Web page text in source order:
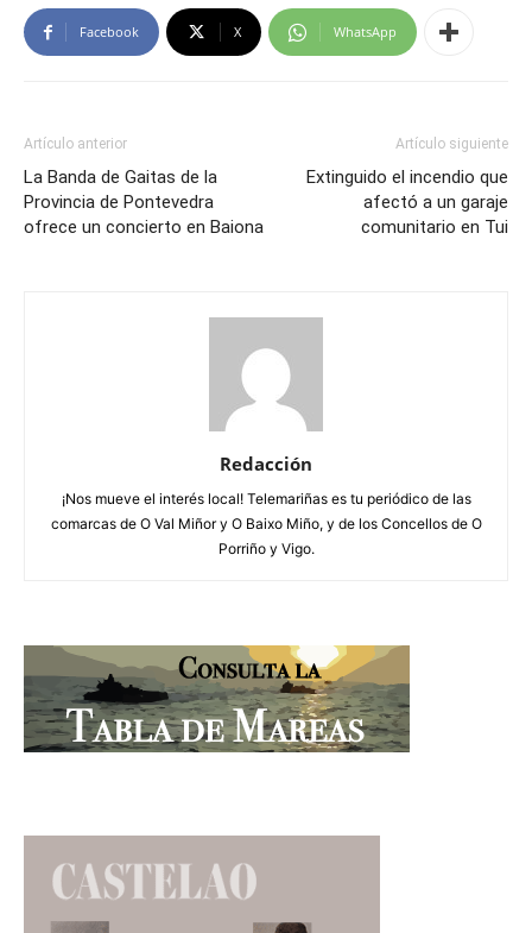
Facebook X WhatsApp
Artículo anterior
La Banda de Gaitas de la
Provincia de Pontevedra
ofrece un concierto en Baiona
Artículo siguiente
Extinguido el incendio que
afectó a un garaje
comunitario en Tui
Redacción
¡Nos mueve el interés local! Telemariñas es tu periódico de las
comarcas de O Val Miñor y O Baixo Miño, y de los Concellos de O
Porriño y Vigo.